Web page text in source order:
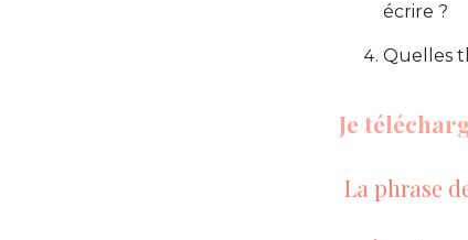
écrire ?
Quelles
Je
La phrase